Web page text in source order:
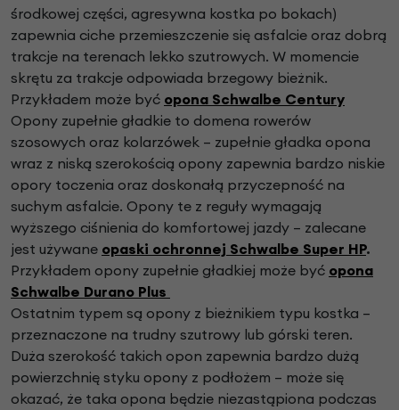
środkowej części, agresywna kostka po bokach)
zapewnia ciche przemieszczenie się asfalcie oraz dobrą
trakcje na terenach lekko szutrowych. W momencie
skrętu za trakcje odpowiada brzegowy bieżnik.
Przykładem może być opona Schwalbe Century
Opony zupełnie gładkie to domena rowerów
szosowych oraz kolarzówek – zupełnie gładka opona
wraz z niską szerokością opony zapewnia bardzo niskie
opory toczenia oraz doskonałą przyczepność na
suchym asfalcie. Opony te z reguły wymagają
wyższego ciśnienia do komfortowej jazdy – zalecane
jest używane opaski ochronnej Schwalbe Super HP.
Przykładem opony zupełnie gładkiej może być opona
Schwalbe Durano Plus
Ostatnim typem są opony z bieżnikiem typu kostka –
przeznaczone na trudny szutrowy lub górski teren.
Duża szerokość takich opon zapewnia bardzo dużą
powierzchnię styku opony z podłożem – może się
okazać, że taka opona będzie niezastąpiona podczas